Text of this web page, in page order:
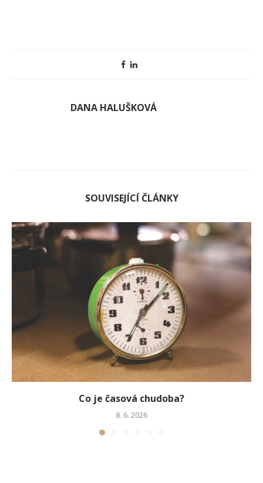
DANA HALUŠKOVÁ
SOUVISEJÍCÍ ČLÁNKY
Co je časová chudoba?
8. 6. 2026